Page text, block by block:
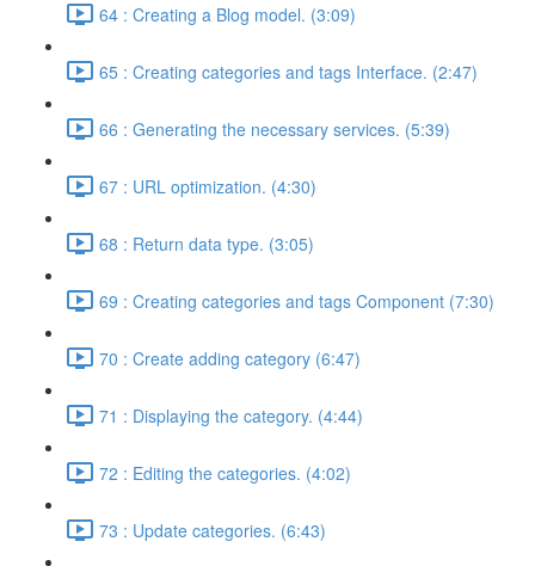
64 : Creating a Blog model. (3:09)
65 : Creating categories and tags Interface. (2:47)
66 : Generating the necessary services. (5:39)
67 : URL optimization. (4:30)
68 : Return data type. (3:05)
69 : Creating categories and tags Component (7:30)
70 : Create adding category (6:47)
71 : Displaying the category. (4:44)
72 : Editing the categories. (4:02)
73 : Update categories. (6:43)